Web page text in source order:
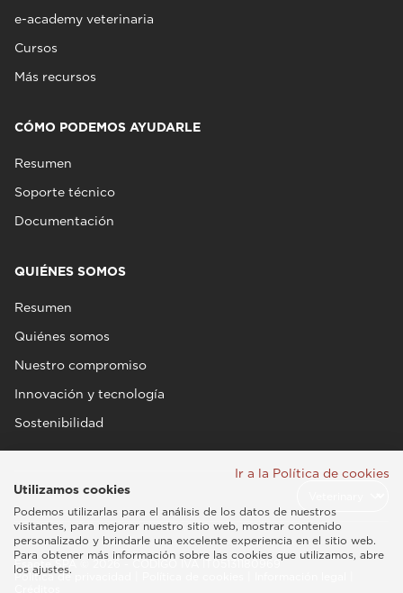
e-academy veterinaria
Cursos
Más recursos
CÓMO PODEMOS AYUDARLE
Resumen
Soporte técnico
Documentación
QUIÉNES SOMOS
Resumen
Quiénes somos
Nuestro compromiso
Innovación y tecnología
Sostenibilidad
Esaote SPA © 2026 - CÓDIGO IVA IT05131180969
Política de privacidad
Ir a la Política de cookies
Utilizamos cookies
Podemos utilizarlas para el análisis de los datos de nuestros
visitantes, para mejorar nuestro sitio web, mostrar contenido
personalizado y brindarle una excelente experiencia en el sitio web.
Para obtener más información sobre las cookies que utilizamos, abre
los ajustes.